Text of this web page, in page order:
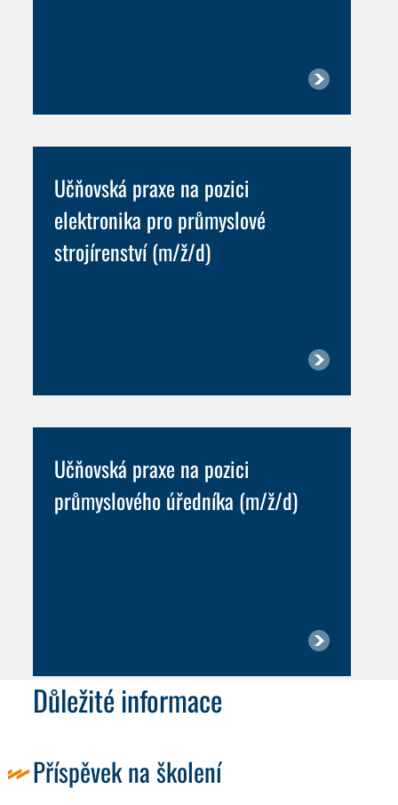
Učňovská praxe na pozici
elektronika pro průmyslové
strojírenství (m/ž/d)
Učňovská praxe na pozici
průmyslového úředníka (m/ž/d)
Důležité informace
Příspěvek na školení